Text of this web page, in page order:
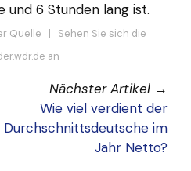
und 6 Stunden lang ist.
Quelle | Sehen Sie sich die
an
Nächster Artikel →
Wie viel verdient der
Durchschnittsdeutsche im
Jahr Netto?